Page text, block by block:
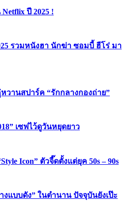
ปี 2025 !
รวมหนังฮา นักฆ่า ซอมบี้ ฮีโร่ มา
วานสปาร์ค “รักกลางกองถ่าย”
เซฟไว้ดูวันหยุดยาว
Icon” ตัวจี๊ดตั้งแต่ยุค 50s – 90s
งแบบดัง” ในตำนาน ปัจจุบันยังเป๊ะ